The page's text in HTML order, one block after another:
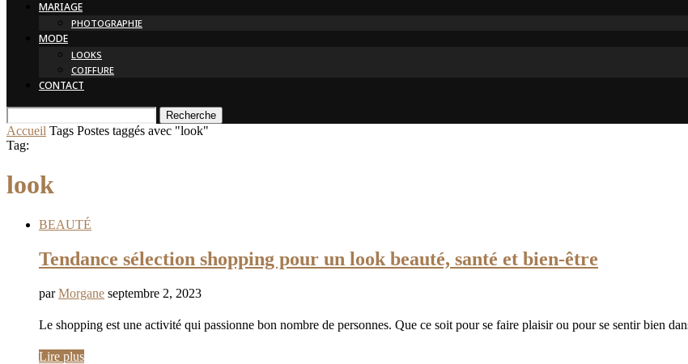
MARIAGE
PHOTOGRAPHIE
MODE
LOOKS
COIFFURE
CONTACT
Recherche
Accueil Tags Postes taggés avec "look"
Tag:
look
BEAUTÉ
Tendance sélection shopping pour un look beauté, santé et bien-être
parMorgane septembre 2, 2023
Le shopping est une activité qui passionne bon nombre de personnes. Que ce soit pour se faire plaisir ou pour se sentir bien
Lire plus